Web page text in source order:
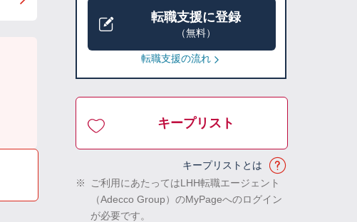
転職支援に登録
（無料）
転職支援の流れ
キープリスト
キープリストとは
※
ご利用にあたってはLHH転職エージェント
（Adecco Group）のMyPageへのログイン
が必要です。